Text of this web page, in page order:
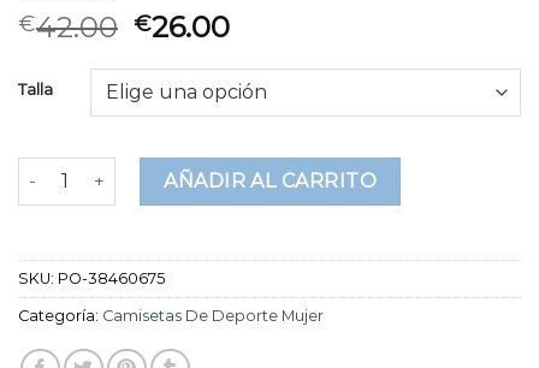
Valorado
3.50
en
2
puntuaciones
€42.00 €26.00
Talla
camisetas de deporte mujer cantidad
AÑADIR AL CARRITO
SKU: PO-38460675
Categoría: Camisetas De Deporte Mujer